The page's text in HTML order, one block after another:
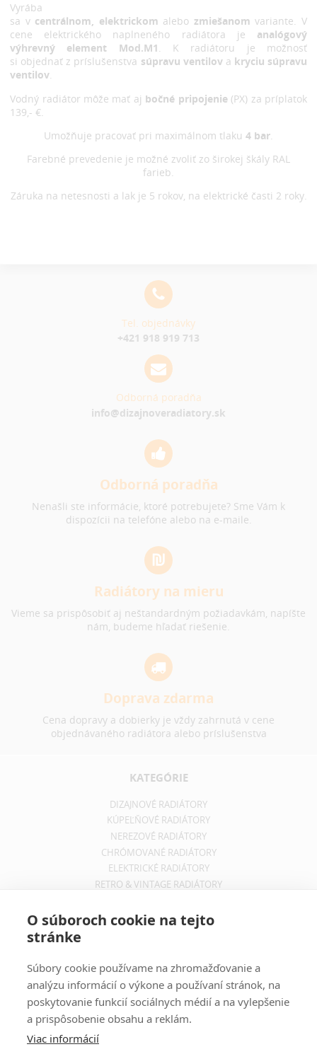
Vyrába
sa v centrálnom, elektrickom alebo zmiešanom variante. V
cene elektrického naplneného radiátora je analógový
výhrevný element Mod.M1. K radiátoru je možnosť
si objednať z príslušenstva súpravu ventilova kryciu súpravu
ventilov.
Vodný radiátor môže mať aj bočné pripojenie(PX) za príplatok
139,- €.
Umožňuje pracovať pri maximálnom tlaku 4 bar
Farebné prevedenie je možné zvoliť zo širokej škály RAL
farieb.
Záruka na netesnosti a lak je 5 rokov, na elektrické časti 2 roky.
Tel. objednávky
+421 918 919 713
Odborná poradňa
info@dizajnoveradiatory.sk
Odborná poradňa
Nenašli ste informácie, ktoré potrebujete? Sme Vám k
dispozícii na telefóne alebo na e-maile.
Radiátory na mieru
Vieme sa prispôsobiť aj neštandardným požiadavkám, napíšte
nám, budeme hľadať riešenie.
Doprava zdarma
Cena dopravy a dobierky je vždy zahrnutá v cene
objednávaného radiátora alebo príslušenstva
KATEGÓRIE
DIZAJNOVÉ RADIÁTORY
KÚPEĽŇOVÉ RADIÁTORY
NEREZOVÉ RADIÁTORY
CHRÓMOVANÉ RADIÁTORY
ELEKTRICKÉ RADIÁTORY
RETRO & VINTAGE RADIÁTORY
INFORMÁCIE O DOPRAVE
OCHRANA SÚKROMIA
O súboroch cookie na tejto
stránke
Súbory cookie používame na zhromažďovanie a
analýzu informácií o výkone a používaní stránok, na
poskytovanie funkcií sociálnych médií a na vylepšenie
a prispôsobenie obsahu a reklám.
Viac informácií